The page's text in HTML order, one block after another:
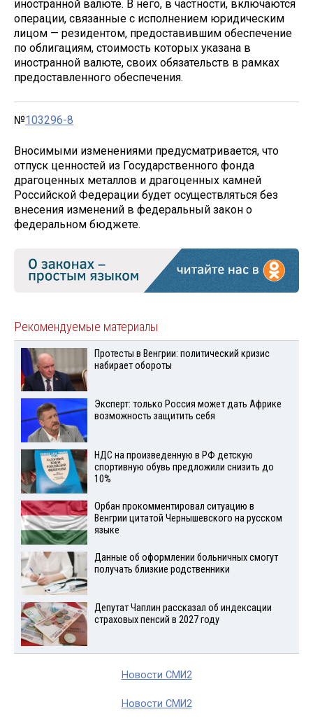
иностранной валюте. В него, в частности, включаются
операции, связанные с исполнением юридическим
лицом — резидентом, предоставившим обеспечение
по облигациям, стоимость которых указана в
иностранной валюте, своих обязательств в рамках
предоставленного обеспечения.
№103296-8
Вносимыми изменениями предусматривается, что
отпуск ценностей из Государственного фонда
драгоценных металлов и драгоценных камней
Российской Федерации будет осуществляться без
внесения изменений в федеральный закон о
федеральном бюджете.
Рекомендуемые материалы
Протесты в Венгрии: политический кризис
набирает обороты
Эксперт: только Россия может дать Африке
возможность защитить себя
НДС на произведенную в РФ детскую
спортивную обувь предложили снизить до
10%
Орбан прокомментировал ситуацию в
Венгрии цитатой Чернышевского на русском
языке
Данные об оформлении больничных смогут
получать близкие родственники
Депутат Чаплин рассказал об индексации
страховых пенсий в 2027 году
Новости СМИ2
Новости СМИ2